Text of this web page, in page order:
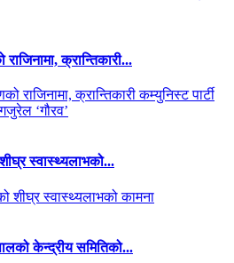
क्रान्तिकारी...
स्वास्थ्यलाभको...
केन्द्रीय समितिको...